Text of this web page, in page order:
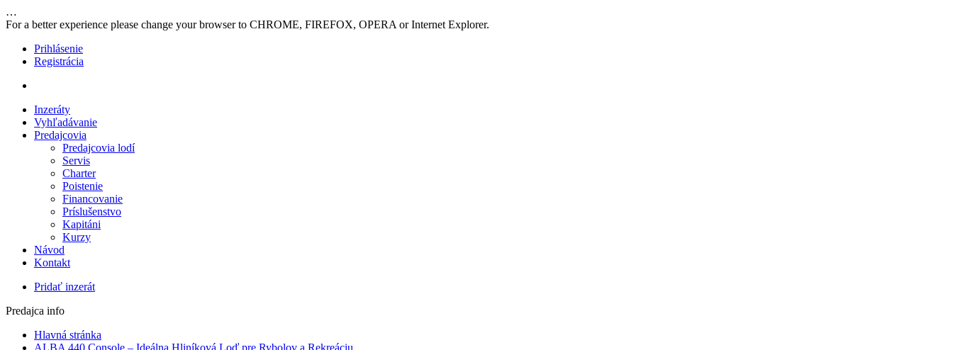
…
For a better experience please change your browser to CHROME, FIREFOX, OPERA or Internet Explorer.
Prihlásenie
Registrácia
Inzeráty
Vyhľadávanie
Predajcovia
Predajcovia lodí
Servis
Charter
Poistenie
Financovanie
Príslušenstvo
Kapitáni
Kurzy
Návod
Kontakt
Pridať inzerát
Predajca info
Hlavná stránka
ALBA 440 Console – Ideálna Hliníková Loď pre Rybolov a Rekreáciu